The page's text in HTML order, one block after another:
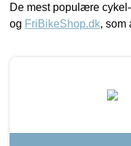
De mest populære
og FriBikeShop.dk, som